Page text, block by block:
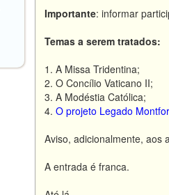
Importante: informar
Temas a serem tratados:
1. A Missa Tridentina;
2. O Concílio Vaticano II;
3. A Modéstia Católica;
4. O projeto Legado
Aviso, adicionalmente, aos
A entrada é franca.